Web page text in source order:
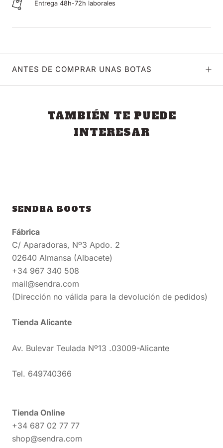
Entrega 48h-72h laborales
ANTES DE COMPRAR UNAS BOTAS
TAMBIÉN TE PUEDE
INTERESAR
SENDRA BOOTS
Fábrica
C/ Aparadoras, Nº3 Apdo. 2
02640 Almansa (Albacete)
+34 967 340 508
mail@sendra.com
(Dirección no válida para la devolución de pedidos)
Tienda Alicante
Av. Bulevar Teulada Nº13 .03009-Alicante
Tel. 649740366
Tienda Online
+34 687 02 77 77
shop@sendra.com